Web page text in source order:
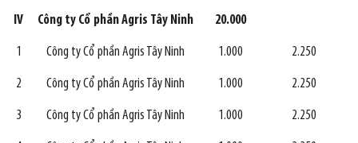
IV Công ty Cổ phần Agris Tây Ninh 20.000
1 Công ty Cổ phần Agris Tây Ninh 1.000 2.250
2 Công ty Cổ phần Agris Tây Ninh 1.000 2.250
3 Công ty Cổ phần Agris Tây Ninh 1.000 2.250